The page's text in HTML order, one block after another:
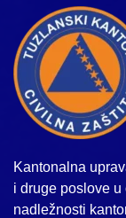
Kantonalna
i druge poslove
nadležnosti